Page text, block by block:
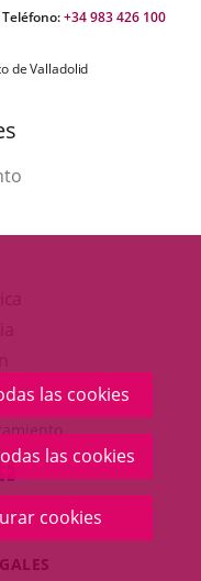
las cookies
las cookies
cookies
Teléfono:+34 983 426 100
de Valladolid
aplicación
externa.
ENLACE
A
UNA